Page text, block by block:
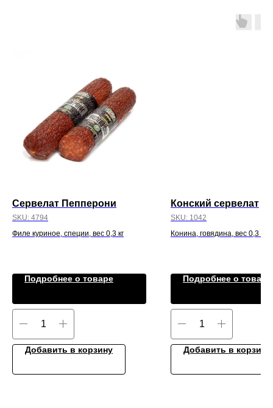
Сервелат Пепперони
SKU: 4794
Филе куриное, специи, вес 0,3 кг
Подробнее о товаре
Добавить в корзину
Конский сервелат
SKU: 1042
Конина, говядина, вес 0,3 кг
Подробнее о товаре
Добавить в корзину